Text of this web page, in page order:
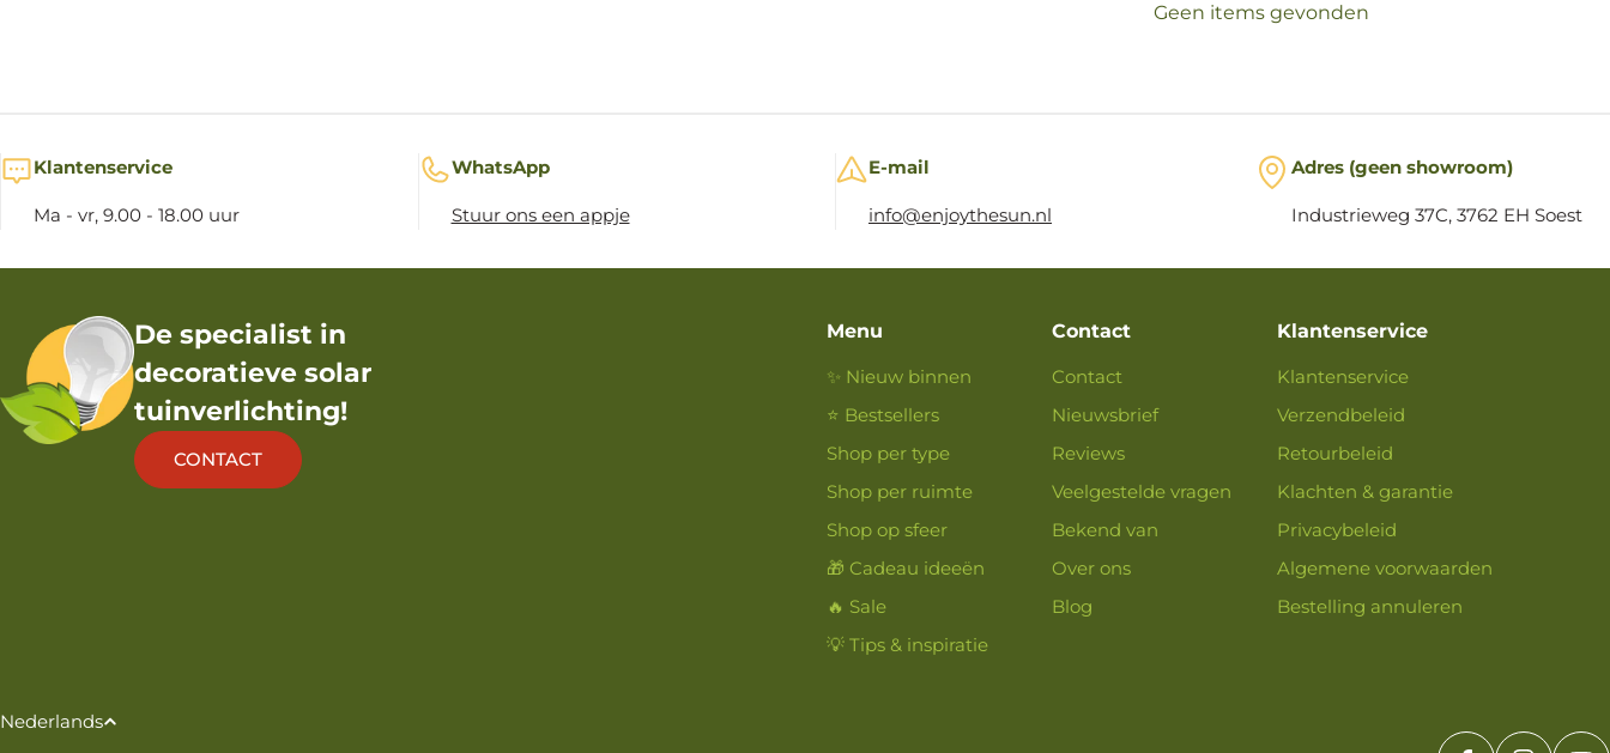
Geen items gevonden
Klantenservice
Ma - vr, 9.00 - 18.00 uur
WhatsApp
Stuur ons een appje
E-mail
info@enjoythesun.nl
Adres (geen showroom)
Industrieweg 37C, 3762 EH Soest
De specialist in
decoratieve solar
tuinverlichting!
CONTACT
Menu
✨ Nieuw binnen
⭐ Bestsellers
Shop per type
Shop per ruimte
Shop op sfeer
🎁 Cadeau ideeën
🔥 Sale
💡 Tips & inspiratie
Contact
Contact
Nieuwsbrief
Reviews
Veelgestelde vragen
Bekend van
Over ons
Blog
Klantenservice
Klantenservice
Verzendbeleid
Retourbeleid
Klachten & garantie
Privacybeleid
Algemene voorwaarden
Bestelling annuleren
T
Nederlands